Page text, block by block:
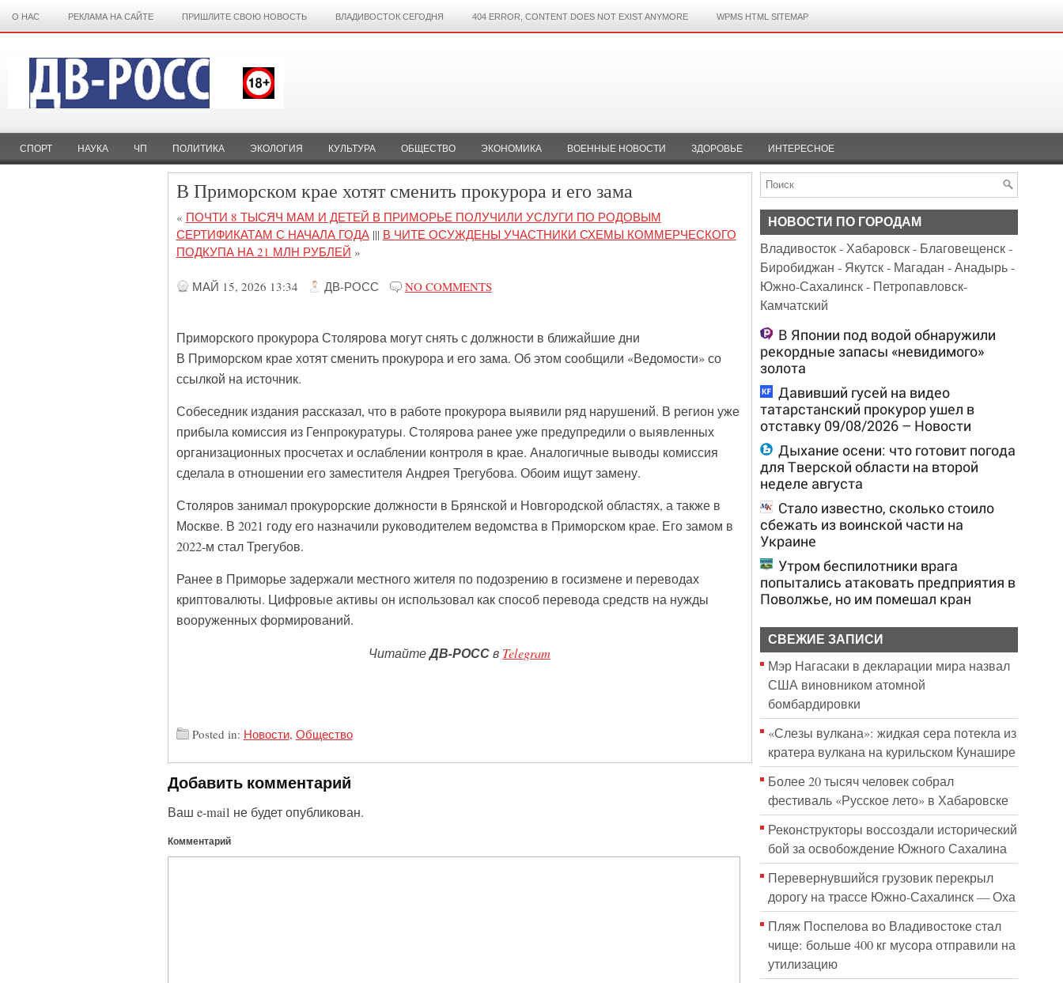
О НАС РЕКЛАМА НА САЙТЕ ПРИШЛИТЕ СВОЮ НОВОСТЬ ВЛАДИВОСТОК СЕГОДНЯ 404 ERROR, CONTENT DOES NOT EXIST ANYMORE WPMS HTML SITEMAP
СПОРТ НАУКА ЧП ПОЛИТИКА ЭКОЛОГИЯ КУЛЬТУРА ОБЩЕСТВО ЭКОНОМИКА ВОЕННЫЕ НОВОСТИ ЗДОРОВЬЕ ИНТЕРЕСНОЕ
В Приморском крае хотят сменить прокурора и его зама
« ПОЧТИ 8 ТЫСЯЧ МАМ И ДЕТЕЙ В ПРИМОРЬЕ ПОЛУЧИЛИ УСЛУГИ ПО РОДОВЫМ
СЕРТИФИКАТАМ С НАЧАЛА ГОДА||| В ЧИТЕ ОСУЖДЕНЫ УЧАСТНИКИ СХЕМЫ КОММЕРЧЕСКОГО
ПОДКУПА НА 21 МЛН РУБЛЕЙ »
МАЙ 15, 2026 13:34 ДВ-РОСС NO COMMENTS
Приморского прокурора Столярова могут снять с должности в ближайшие дни
В Приморском крае хотят сменить прокурора и его зама. Об этом сообщили «Ведомости» со
ссылкой на источник.
Собеседник издания рассказал, что в работе прокурора выявили ряд нарушений. В регион уже
прибыла комиссия из Генпрокуратуры. Столярова ранее уже предупредили о выявленных
организационных просчетах и ослаблении контроля в крае. Аналогичные выводы комиссия
сделала в отношении его заместителя Андрея Трегубова. Обоим ищут замену.
Столяров занимал прокурорские должности в Брянской и Новгородской областях, а также в
Москве. В 2021 году его назначили руководителем ведомства в Приморском крае. Его замом в
2022-м стал Трегубов.
Ранее в Приморье задержали местного жителя по подозрению в госизмене и переводах
криптовалюты. Цифровые активы он использовал как способ перевода средств на нужды
вооруженных формирований.
ЧитайтеДВ-РОССв Telegram
Posted in: Новости, Общество
Добавить комментарий
Ваш e-mail не будет опубликован.
Комментарий
НОВОСТИ ПО ГОРОДАМ
Владивосток-Хабаровск- Благовещенск-
Биробиджан - Якутск- Магадан -Анадырь-
Южно-Сахалинск- Петропавловск-
Камчатский
В Японии под водой обнаружили
рекордные запасы «невидимого»
золота
Давивший гусей на видео
татарстанский прокурор ушел в
отставку 09/08/2026 – Новости
Дыхание осени: что готовит погода
для Тверской области на второй
неделе августа
Стало известно, сколько стоило
сбежать из воинской части на
Украине
Утром беспилотники врага
попытались атаковать предприятия в
Поволжье, но им помешал кран
СВЕЖИЕ ЗАПИСИ
Мэр Нагасаки в декларации мира назвал
США виновником атомной
бомбардировки
«Слезы вулкана»: жидкая сера потекла из
кратера вулкана на курильском Кунашире
Более 20 тысяч человек собрал
фестиваль «Русское лето» в Хабаровске
Реконструкторы воссоздали исторический
бой за освобождение Южного Сахалина
Перевернувшийся грузовик перекрыл
дорогу на трассе Южно-Сахалинск — Оха
Пляж Поспелова во Владивостоке стал
чище: больше 400 кг мусора отправили на
утилизацию